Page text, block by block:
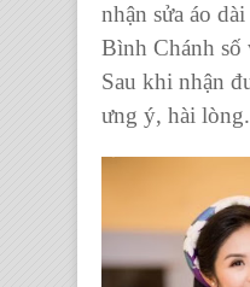
nhận sửa áo dài
Bình Chánh số
Sau khi nhận
ưng ý, hài lòng.